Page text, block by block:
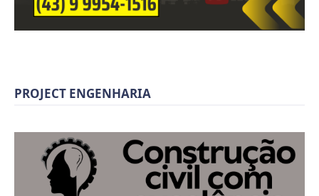
PROJECT ENGENHARIA